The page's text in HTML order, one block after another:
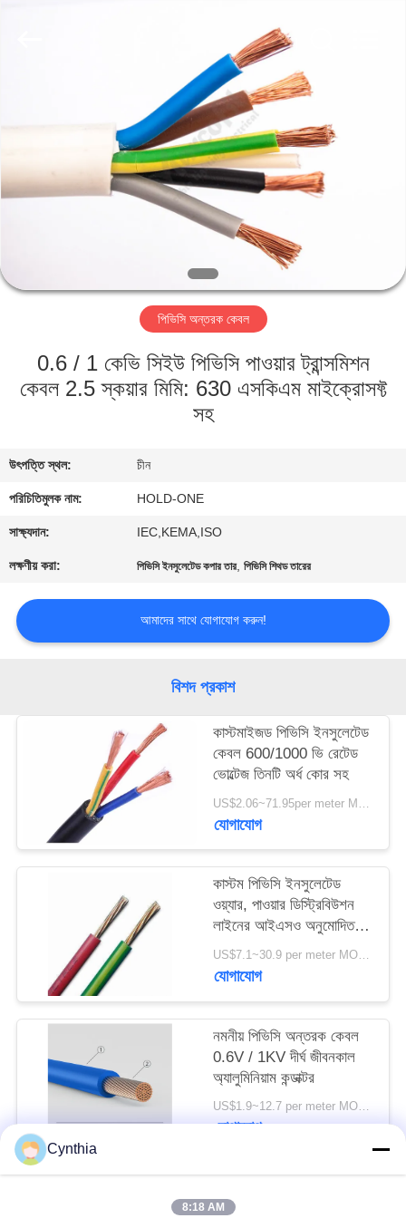
আমাদের
সম্পর্কে
কারখানা
ভ্রমণ
নিয়ন্ত্রণ
যোগাযোগ
করুন
খবর
ম্যাপ
পিভিসি অন্তরক কেবল
0.6 / 1 কেভি সিইউ পিভিসি পাওয়ার ট্রান্সমিশন
কেবল 2.5 স্কয়ার মিমি: 630 এসকিএম মাইক্রোসফ্ট
সহ
উৎপত্তি স্থল: চীন
পরিচিতিমুলক নাম: HOLD-ONE
সাক্ষ্যদান: IEC,KEMA,ISO
লক্ষণীয় করা: পিভিসি ইনসুলেটেড কপার তার,পিভিসি শিথড তারের
আমাদের সাথে যোগাযোগ করুন!
বিশদ প্রকাশ
কাস্টমাইজড পিভিসি ইনসুলেটেড
কেবল 600/1000 ভি রেটেড
ভোল্টেজ তিনটি অর্ধ কোর সহ
US$2.06~71.95per meter MOQ:1000 মিটার
যোগাযোগ
কাস্টম পিভিসি ইনসুলেটেড
ওয়্যার, পাওয়ার ডিস্ট্রিবিউশন
লাইনের আইএসও অনুমোদিত 4
টি কোর পিভিসি কেবল
US$7.1~30.9 per meter MOQ:2000meter
যোগাযোগ
নমনীয় পিভিসি অন্তরক কেবল
0.6V / 1KV দীর্ঘ জীবনকাল
অ্যালুমিনিয়াম কন্ডাক্টর
US$1.9~12.7 per meter MOQ:500meter
যোগাযোগ
Cynthia
8:18 AM